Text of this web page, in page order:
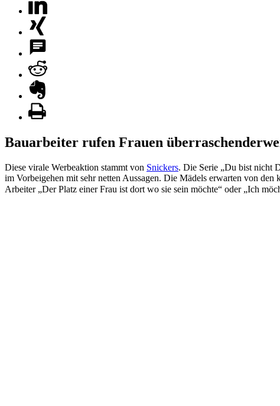
Bauarbeiter rufen Frauen
Diese virale Werbeaktion stammt von Snickers. Die Serie „Du bist nicht
im Vorbeigehen mit sehr netten Aussagen. Die Mädels erwarten von
Arbeiter „Der Platz einer Frau ist dort wo sie sein möchte“ oder „Ich